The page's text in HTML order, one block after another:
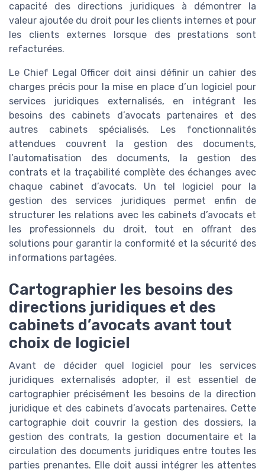
capacité des directions juridiques à démontrer la
valeur ajoutée du droit pour les clients internes et pour
les clients externes lorsque des prestations sont
refacturées.
Le Chief Legal Officer doit ainsi définir un cahier des
charges précis pour la mise en place d’un logiciel pour
services juridiques externalisés, en intégrant les
besoins des cabinets d’avocats partenaires et des
autres cabinets spécialisés. Les fonctionnalités
attendues couvrent la gestion des documents,
l’automatisation des documents, la gestion des
contrats et la traçabilité complète des échanges avec
chaque cabinet d’avocats. Un tel logiciel pour la
gestion des services juridiques permet enfin de
structurer les relations avec les cabinets d’avocats et
les professionnels du droit, tout en offrant des
solutions pour garantir la conformité et la sécurité des
informations partagées.
Cartographier les besoins des
directions juridiques et des
cabinets d’avocats avant tout
choix de logiciel
Avant de décider quel logiciel pour les services
juridiques externalisés adopter, il est essentiel de
cartographier précisément les besoins de la direction
juridique et des cabinets d’avocats partenaires. Cette
cartographie doit couvrir la gestion des dossiers, la
gestion des contrats, la gestion documentaire et la
circulation des documents juridiques entre toutes les
parties prenantes. Elle doit aussi intégrer les attentes